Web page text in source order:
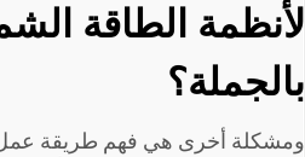
لأنظمة الطاقة
بالجملة؟
ومشكلة أخرى هي فهم طريقة عمل